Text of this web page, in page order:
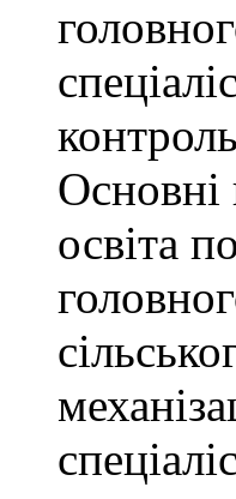
Основні
освіта